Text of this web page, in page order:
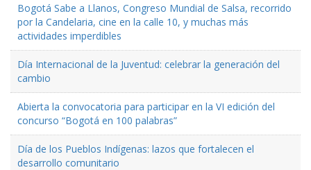
Bogotá Sabe a Llanos, Congreso Mundial de Salsa, recorrido
por la Candelaria, cine en la calle 10, y muchas más
actividades imperdibles
Día Internacional de la Juventud: celebrar la generación del
cambio
Abierta la convocatoria para participar en la VI edición del
concurso “Bogotá en 100 palabras”
Día de los Pueblos Indígenas: lazos que fortalecen el
desarrollo comunitario